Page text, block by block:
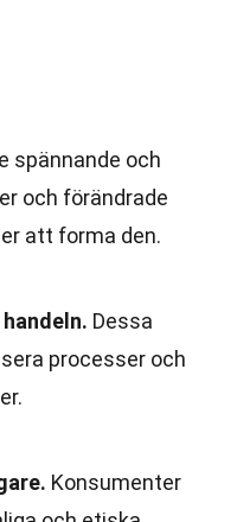
spännande och
och förändrade
att forma den.
Dessa
processer och
Konsumenter